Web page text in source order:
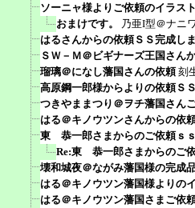
ソーニャ様よりご依頼のイラス
おまけです。
乃亜I型＠ナニ
はるさんからの依頼ＳＳ完成し
ＳＷ－Ｍ＠ビギナーズ王国さん
瑠璃＠になし藩国さんの依頼 刻
高原鋼一郎様からよりの依頼Ｓ
つきやままつり＠ヲチ藩国さん
はる＠キノウツンさんからの依
東 恭一郎さまからのご依頼ｓｓ
Re:東 恭一郎さまからのご
壊和城夜＠ながみ藩国様の完成
はる＠キノウツン藩国様よりの
はる＠キノウツン藩国さまご依